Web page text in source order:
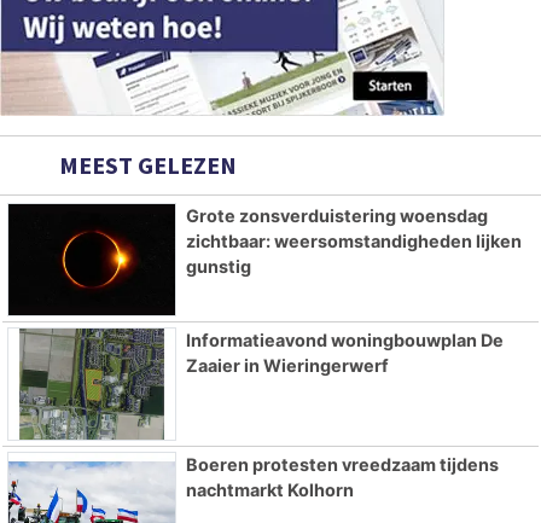
MEEST GELEZEN
Grote zonsverduistering woensdag
zichtbaar: weersomstandigheden lijken
gunstig
Informatieavond woningbouwplan De
Zaaier in Wieringerwerf
Boeren protesten vreedzaam tijdens
nachtmarkt Kolhorn